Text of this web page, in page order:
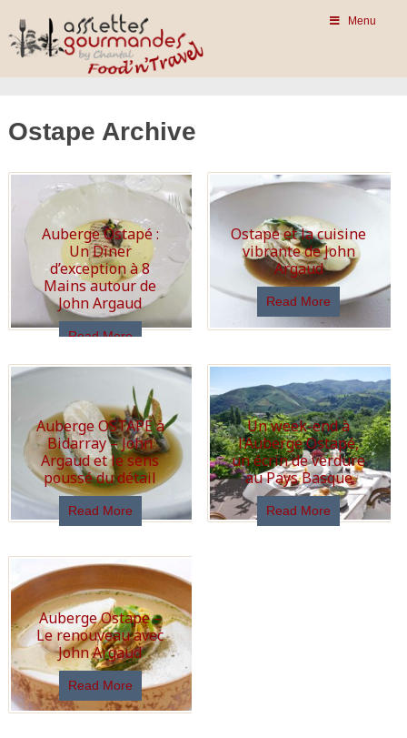
Menu
Ostape Archive
Auberge Ostapé :
Un Dîner
d’exception à 8
Mains autour de
John Argaud
Read More
Ostape et la cuisine
vibrante de John
Argaud
Read More
Auberge OSTAPE à
Bidarray – John
Argaud et le sens
poussé du détail
Read More
Un week-end à
l’Auberge Ostapé,
un écrin de verdure
au Pays Basque
Read More
Auberge Ostape –
Le renouveau avec
John Argaud
Read More